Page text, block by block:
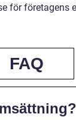
för företagens
FAQ